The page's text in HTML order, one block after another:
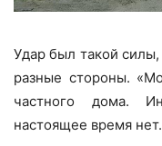
Удар был такой
разные стороны.
частного дома.
настоящее время нет.